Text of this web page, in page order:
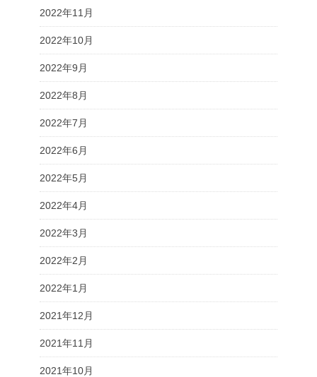
2022年11月
2022年10月
2022年9月
2022年8月
2022年7月
2022年6月
2022年5月
2022年4月
2022年3月
2022年2月
2022年1月
2021年12月
2021年11月
2021年10月